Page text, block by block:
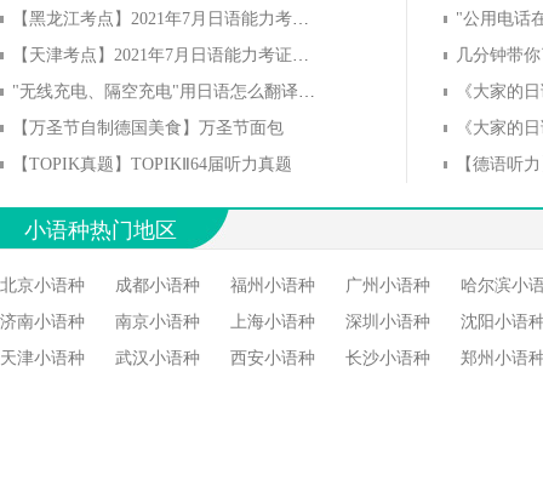
【黑龙江考点】2021年7月日语能力考证书领取通知
【天津考点】2021年7月日语能力考证书领取通知
"无线充电、隔空充电"用日语怎么翻译？用日语怎么说？
【万圣节自制德国美食】万圣节面包
【TOPIK真题】TOPIKⅡ64届听力真题
几分钟带
《大家的
《大家的
小语种热门地区
北京小语种 成都小语种 福州小语种 广州小语种
哈尔滨小
济南小语种
南京小语种 上海小语种 深圳小语种
沈阳小语
天津小语种
武汉小语种 西安小语种 长沙小语种 郑州小语